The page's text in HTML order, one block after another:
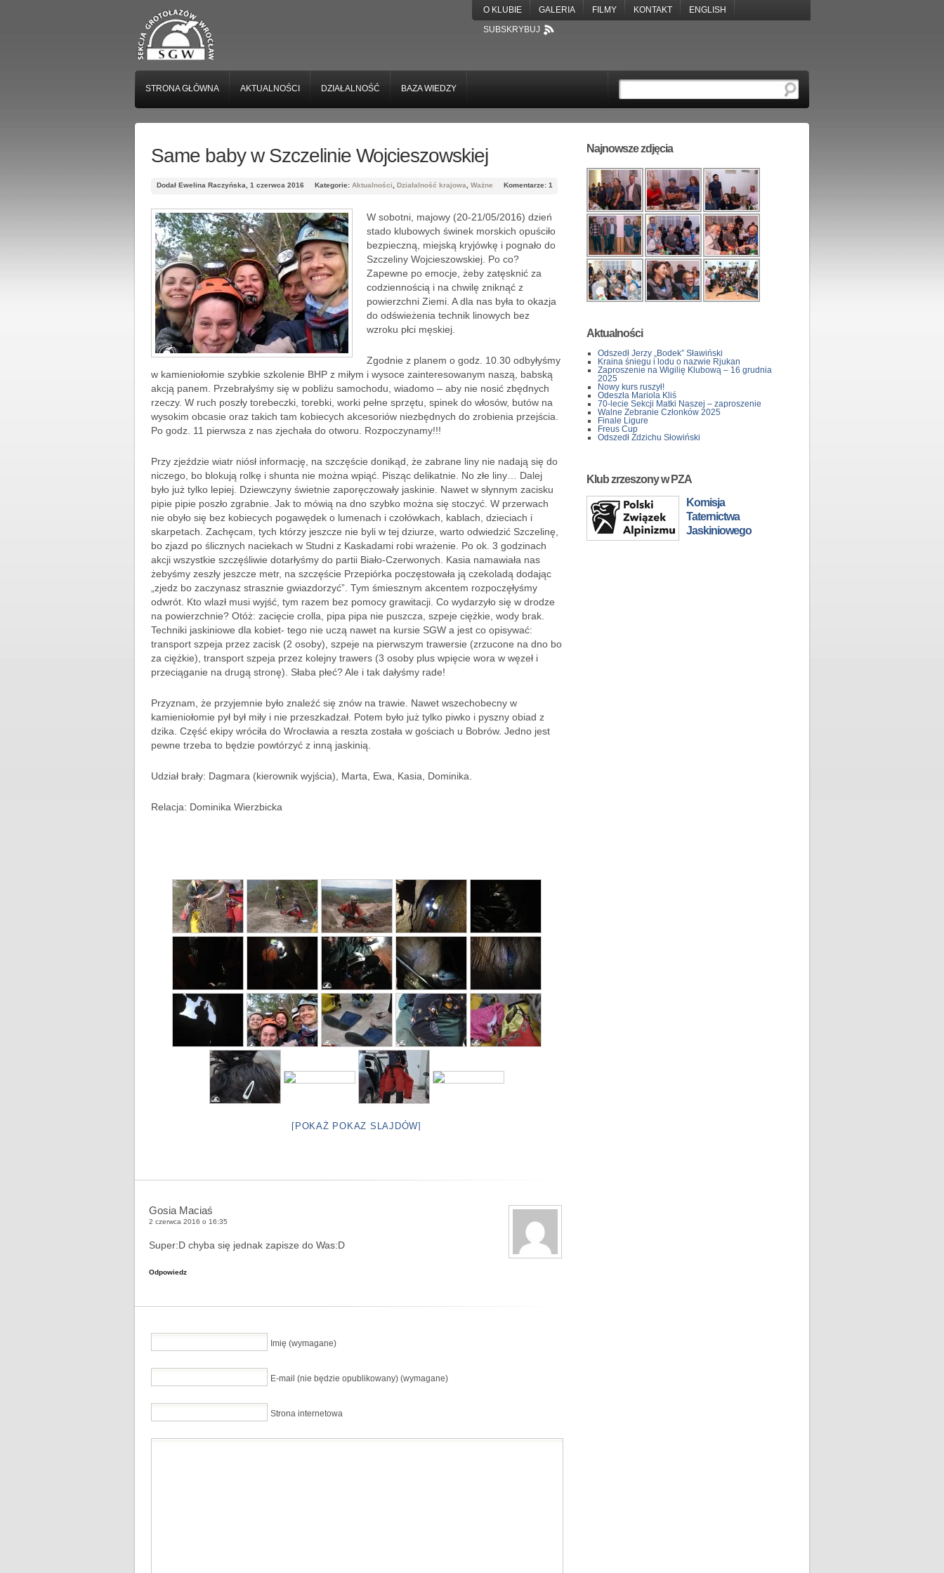
O KLUBIE GALERIA FILMY KONTAKT
ENGLISH
SUBSKRYBUJ
STRONA GŁÓWNA AKTUALNOŚCI DZIAŁALNOŚĆ BAZA WIEDZY
Same baby w Szczelinie Wojcieszowskiej
Dodał Ewelina Raczyńska, 1 czerwca 2016 Kategorie: Aktualności, Działalność krajowa, Ważne Komentarze: 1
W sobotni, majowy (20-21/05/2016) dzień
stado klubowych świnek morskich opuściło
bezpieczną, miejską kryjówkę i pognało do
Szczeliny Wojcieszowskiej. Po co?
Zapewne po emocje, żeby zatęsknić za
codziennością i na chwilę zniknąć z
powierzchni Ziemi. A dla nas była to okazja
do odświeżenia technik linowych bez
wzroku płci męskiej.
Zgodnie z planem o godz. 10.30 odbyłyśmy
w kamieniołomie szybkie szkolenie BHP z miłym i wysoce zainteresowanym naszą, babską
akcją panem. Przebrałyśmy się w pobliżu samochodu, wiadomo – aby nie nosić zbędnych
rzeczy. W ruch poszły torebeczki, torebki, worki pełne sprzętu, spinek do włosów, butów na
wysokim obcasie oraz takich tam kobiecych akcesoriów niezbędnych do zrobienia przejścia.
Po godz. 11 pierwsza z nas zjechała do otworu. Rozpoczynamy!!!
Przy zjeździe wiatr niósł informację, na szczęście donikąd, że zabrane liny nie nadają się do
niczego, bo blokują rolkę i shunta nie można wpiąć. Pisząc delikatnie. No złe liny… Dalej
było już tylko lepiej. Dziewczyny świetnie zaporęczowały jaskinie. Nawet w słynnym zacisku
pipie pipie poszło zgrabnie. Jak to mówią na dno szybko można się stoczyć. W przerwach
nie obyło się bez kobiecych pogawędek o lumenach i czołówkach, kablach, dzieciach i
skarpetach. Zachęcam, tych którzy jeszcze nie byli w tej dziurze, warto odwiedzić Szczelinę,
bo zjazd po ślicznych naciekach w Studni z Kaskadami robi wrażenie. Po ok. 3 godzinach
akcji wszystkie szczęśliwie dotarłyśmy do partii Biało-Czerwonych. Kasia namawiała nas
żebyśmy zeszły jeszcze metr, na szczęście Przepiórka poczęstowała ją czekoladą dodając
„zjedz bo zaczynasz strasznie gwiazdorzyć”. Tym śmiesznym akcentem rozpoczęłyśmy
odwrót. Kto wlazł musi wyjść, tym razem bez pomocy grawitacji. Co wydarzyło się w drodze
na powierzchnie? Otóż: zacięcie crolla, pipa pipa nie puszcza, szpeje ciężkie, wody brak.
Techniki jaskiniowe dla kobiet- tego nie uczą nawet na kursie SGW a jest co opisywać:
transport szpeja przez zacisk (2 osoby), szpeje na pierwszym trawersie (zrzucone na dno bo
za ciężkie), transport szpeja przez kolejny trawers (3 osoby plus wpięcie wora w węzeł i
przeciąganie na drugą stronę). Słaba płeć? Ale i tak dałyśmy rade!
Przyznam, że przyjemnie było znaleźć się znów na trawie. Nawet wszechobecny w
kamieniołomie pył był miły i nie przeszkadzał. Potem było już tylko piwko i pyszny obiad z
dzika. Część ekipy wróciła do Wrocławia a reszta została w gościach u Bobrów. Jedno jest
pewne trzeba to będzie powtórzyć z inną jaskinią.
Udział brały: Dagmara (kierownik wyjścia), Marta, Ewa, Kasia, Dominika.
Relacja: Dominika Wierzbicka
[POKAŻ POKAZ SLAJDÓW]
Gosia Maciaś
2 czerwca 2016 o 16:35
Super:D chyba się jednak zapisze do Was:D
Odpowiedz
Imię (wymagane)
E-mail (nie będzie opublikowany) (wymagane)
Strona internetowa
Najnowsze zdjęcia
Aktualności
Odszedł Jerzy „Bodek” Sławiński
Kraina śniegu i lodu o nazwie Rjukan
Zaproszenie na Wigilię Klubową – 16 grudnia
2025
Nowy kurs ruszył!
Odeszła Mariola Kliś
70-lecie Sekcji Matki Naszej – zaproszenie
Walne Zebranie Członków 2025
Finale Ligure
Freus Cup
Odszedł Zdzichu Słowiński
Klub zrzeszony w PZA
Komisja
Taternictwa
Jaskiniowego